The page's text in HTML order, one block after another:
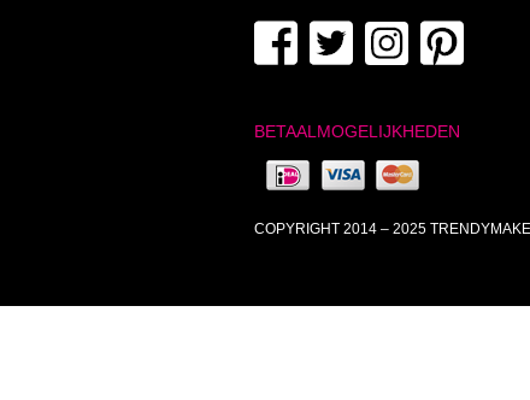
BETAALMOGELIJKHEDEN
COPYRIGHT 2014 – 2025